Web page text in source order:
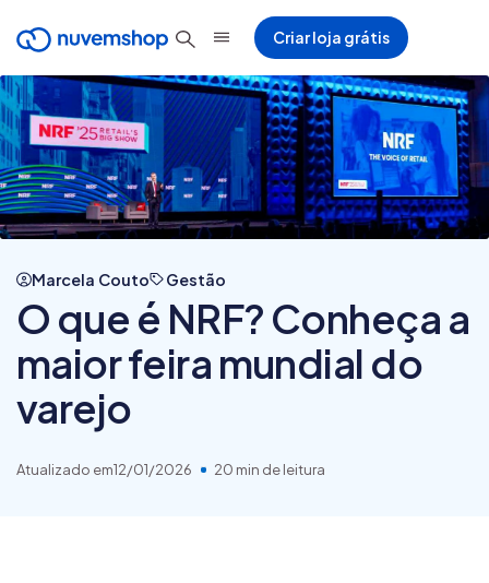
Criar loja grátis
Marcela Couto Gestão
O que é NRF? Conheça a
maior feira mundial do
varejo
Atualizado em12/01/2026 20 min de leitura